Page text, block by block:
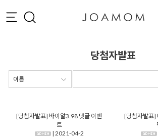
당첨자발표
[당첨자발표] 바이알3.98 댓글 이벤
트
| 2021-04-2
[당첨자발표]